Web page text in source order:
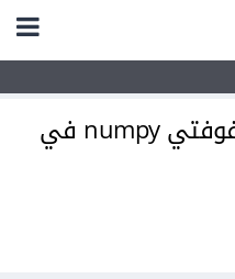
كيف أقارن مصفوفتي numpy في